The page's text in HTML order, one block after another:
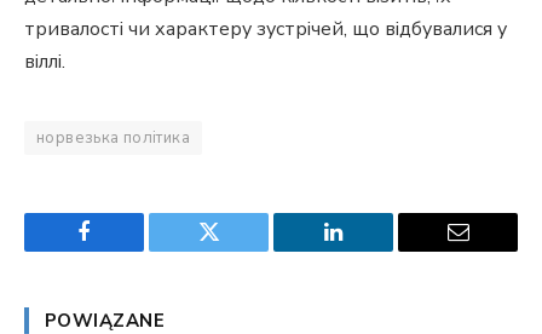
тривалості чи характеру зустрічей, що відбувалися у
віллі.
норвезька політика
Facebook Twitter LinkedIn Email
POWIĄZANE